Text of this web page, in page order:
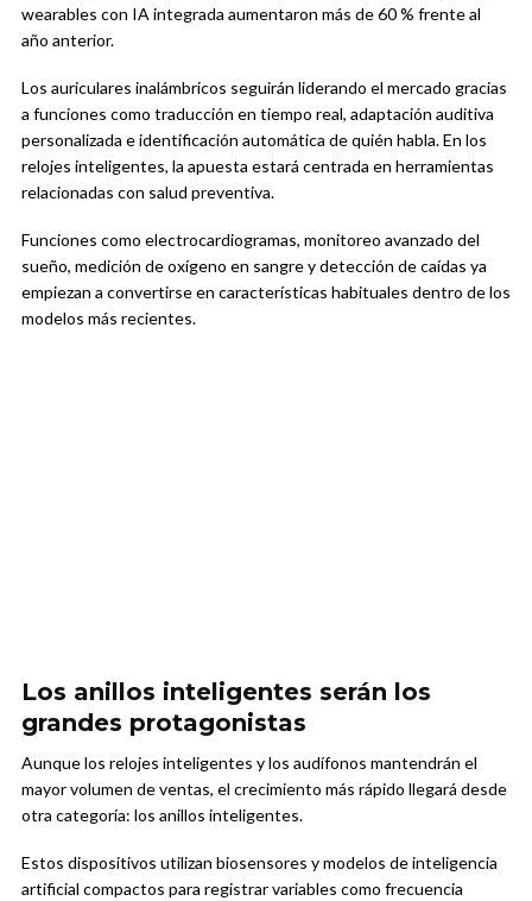
wearables con IA integrada aumentaron más de 60 % frente al
año anterior.
Los auriculares inalámbricos seguirán liderando el mercado gracias
a funciones como traducción en tiempo real, adaptación auditiva
personalizada e identificación automática de quién habla. En los
relojes inteligentes, la apuesta estará centrada en herramientas
relacionadas con salud preventiva.
Funciones como electrocardiogramas, monitoreo avanzado del
sueño, medición de oxígeno en sangre y detección de caídas ya
empiezan a convertirse en características habituales dentro de los
modelos más recientes.
Los anillos inteligentes serán los
grandes protagonistas
Aunque los relojes inteligentes y los audífonos mantendrán el
mayor volumen de ventas, el crecimiento más rápido llegará desde
otra categoría: los anillos inteligentes.
Estos dispositivos utilizan biosensores y modelos de inteligencia
artificial compactos para registrar variables como frecuencia